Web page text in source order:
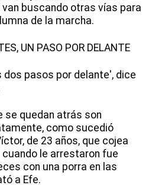
buscando otras vías para
de la marcha.
UN PASO POR DELANTE
pasos por delante', dice
se quedan atrás son
como sucedió
de 23 años, que cojea
cuando le arrestaron fue
con una porra en las
a Efe.